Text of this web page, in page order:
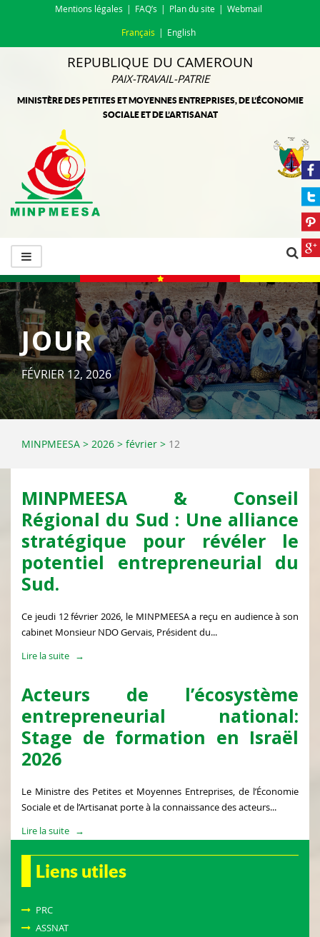
Mentions légales FAQ’s Plan du site Webmail
Français English
REPUBLIQUE DU CAMEROUN
PAIX-TRAVAIL-PATRIE
MINISTÈRE DES PETITES ET MOYENNES ENTREPRISES, DE L’ÉCONOMIE
SOCIALE ET DE L’ARTISANAT
JOUR
FÉVRIER 12, 2026
MINPMEESA > 2026 > février > 12
MINPMEESA & Conseil
Régional du Sud : Une alliance
stratégique pour révéler le
potentiel entrepreneurial du
Sud.
Ce jeudi 12 février 2026, le MINPMEESA a reçu en audience à son
cabinet Monsieur NDO Gervais, Président du...
Lire la suite
Acteurs de l’écosystème
entrepreneurial national:
Stage de formation en Israël
2026
Le Ministre des Petites et Moyennes Entreprises, de l’Économie
Sociale et de l’Artisanat porte à la connaissance des acteurs...
Lire la suite
Liens utiles
PRC
ASSNAT